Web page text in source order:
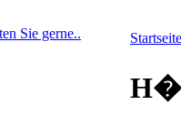
Startseite